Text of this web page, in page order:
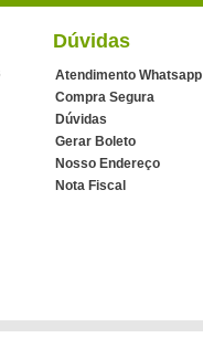
Dúvidas
Atendimento Whatsapp
Compra Segura
Dúvidas
Gerar Boleto
Nosso Endereço
Nota Fiscal